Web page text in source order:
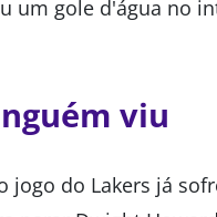
um gole d'água no
viu
jogo do Lakers já